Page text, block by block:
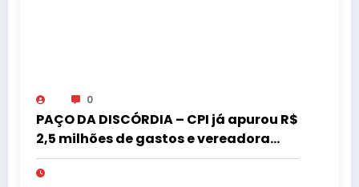
0
PAÇO DA DISCÓRDIA – CPI já apurou R$
2,5 milhões de gastos e vereadora
pede “acordo” para aprovar R$ 9,5
milhões